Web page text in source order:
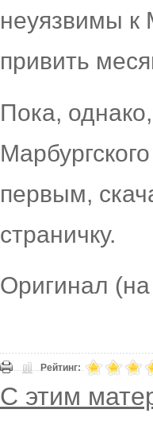
неуязвимы к
привить
Пока,
первым,
страничку.
Оригинал
Рейтинг:
С этим